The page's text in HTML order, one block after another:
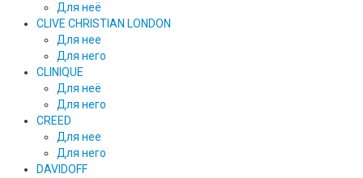
Для неё
CLIVE CHRISTIAN LONDON
Для нее
Для него
CLINIQUE
Для неё
Для него
CREED
Для нее
Для него
DAVIDOFF